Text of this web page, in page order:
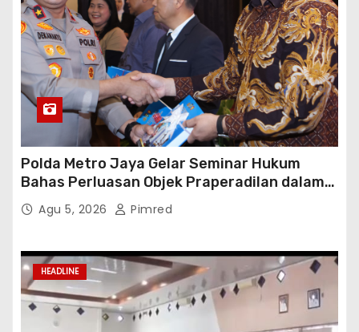
Polda Metro Jaya Gelar Seminar Hukum
Bahas Perluasan Objek Praperadilan dalam
KUHAP Baru
Agu 5, 2026 Pimred
HEADLINE